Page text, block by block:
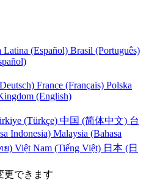
Latina (Español) Brasil (Português)
France (Français) Polska
(English)
(Türkçe) 中国 (简体中文) 台
Indonesia) Malaysia (Bahasa
ย) Việt Nam (Tiếng Việt) 日本 (日
更できます